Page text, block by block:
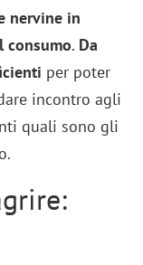
nervine in
consumo. Da
per poter
incontro agli
quali sono gli